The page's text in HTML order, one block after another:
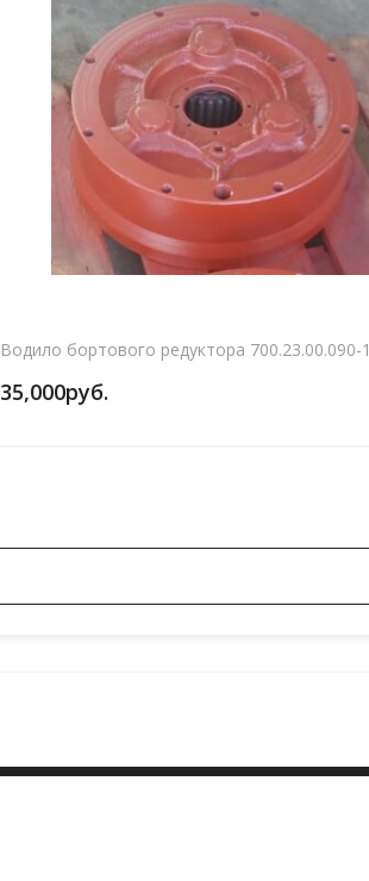
Водило бортового редуктора 700.23.00.090-1
35,000руб.